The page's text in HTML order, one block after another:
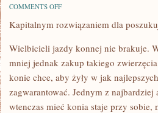
COMMENTS OFFON
WYMARZONY
URLOP,
CZASIE,
KTÓREGO
BĘDZIEMY
MIELI
SZANSĘ
WYPOCZĄĆ
ORAZ
Kapitalnym rozwiązaniem dla
Wielbicieli jazdy konnej nie brakuje.
mniej jednak zakup takiego
konie chce, aby żyły w jak
zagwarantować. Jednym z
wtenczas mieć konia staje przy